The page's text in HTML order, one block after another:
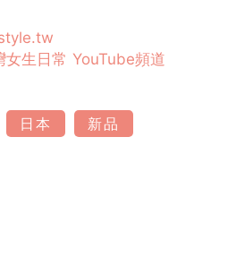
生日常 YouTube頻道
日本
新品